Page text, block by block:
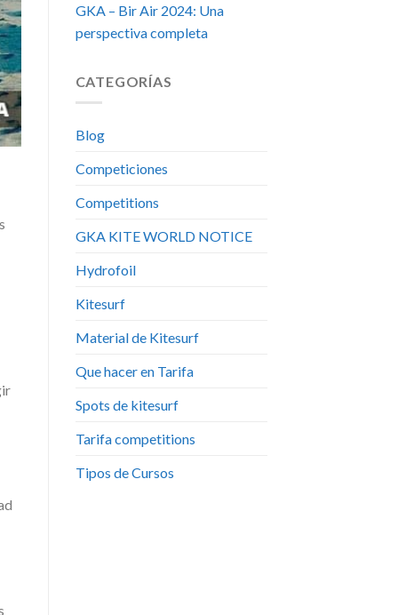
GKA – Bir Air 2024: Una
perspectiva completa
CATEGORÍAS
Blog
Competiciones
Competitions
GKA KITE WORLD NOTICE
Hydrofoil
Kitesurf
Material de Kitesurf
Que hacer en Tarifa
Spots de kitesurf
Tarifa competitions
Tipos de Cursos